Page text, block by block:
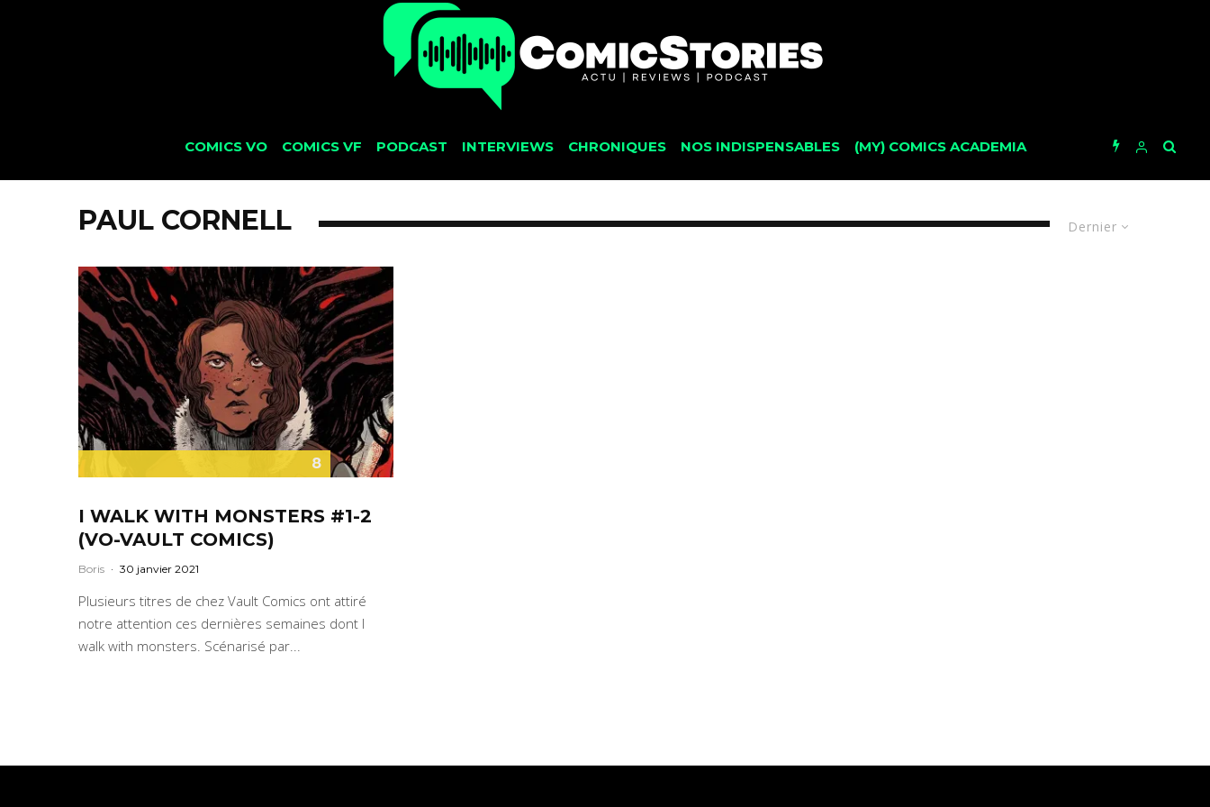
COMICS VO COMICS VF PODCAST INTERVIEWS CHRONIQUES NOS INDISPENSABLES (MY) COMICS ACADEMIA
Dernier
PAUL CORNELL
8
I WALK WITH MONSTERS #1-2
(VO-VAULT COMICS)
Boris · 30 janvier 2021
Plusieurs titres de chez Vault Comics ont attiré
notre attention ces dernières semaines dont I
walk with monsters. Scénarisé par...